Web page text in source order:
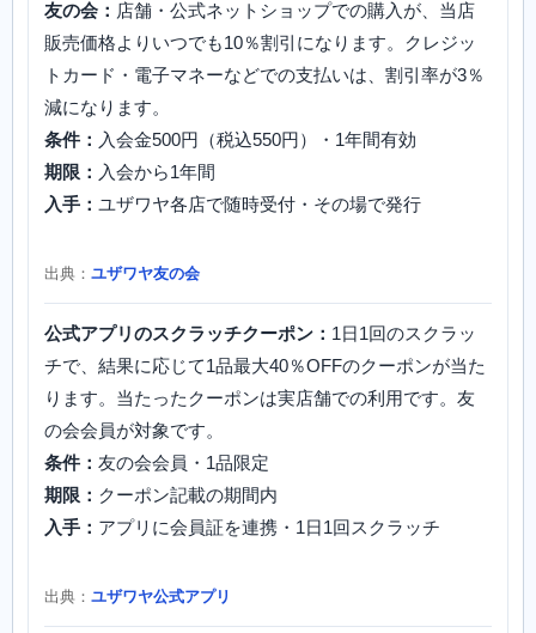
友の会： 店舗・公式ネットショップでの購入が、当店
販売価格よりいつでも10％割引になります。クレジッ
トカード・電子マネーなどでの支払いは、割引率が3％
減になります。
条件： 入会金500円（税込550円）・1年間有効
期限： 入会から1年間
入手： ユザワヤ各店で随時受付・その場で発行
出典： ユザワヤ友の会
公式アプリのスクラッチクーポン： 1日1回のスクラッ
チで、結果に応じて1品最大40％OFFのクーポンが当た
ります。当たったクーポンは実店舗での利用です。友
の会会員が対象です。
条件： 友の会会員・1品限定
期限： クーポン記載の期間内
入手： アプリに会員証を連携・1日1回スクラッチ
出典： ユザワヤ公式アプリ